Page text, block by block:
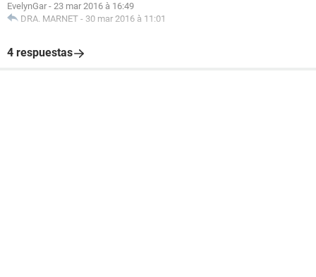
EvelynGar - 23 mar 2016 à 16:49
DRA. MARNET - 30 mar 2016 à 11:01
4 respuestas